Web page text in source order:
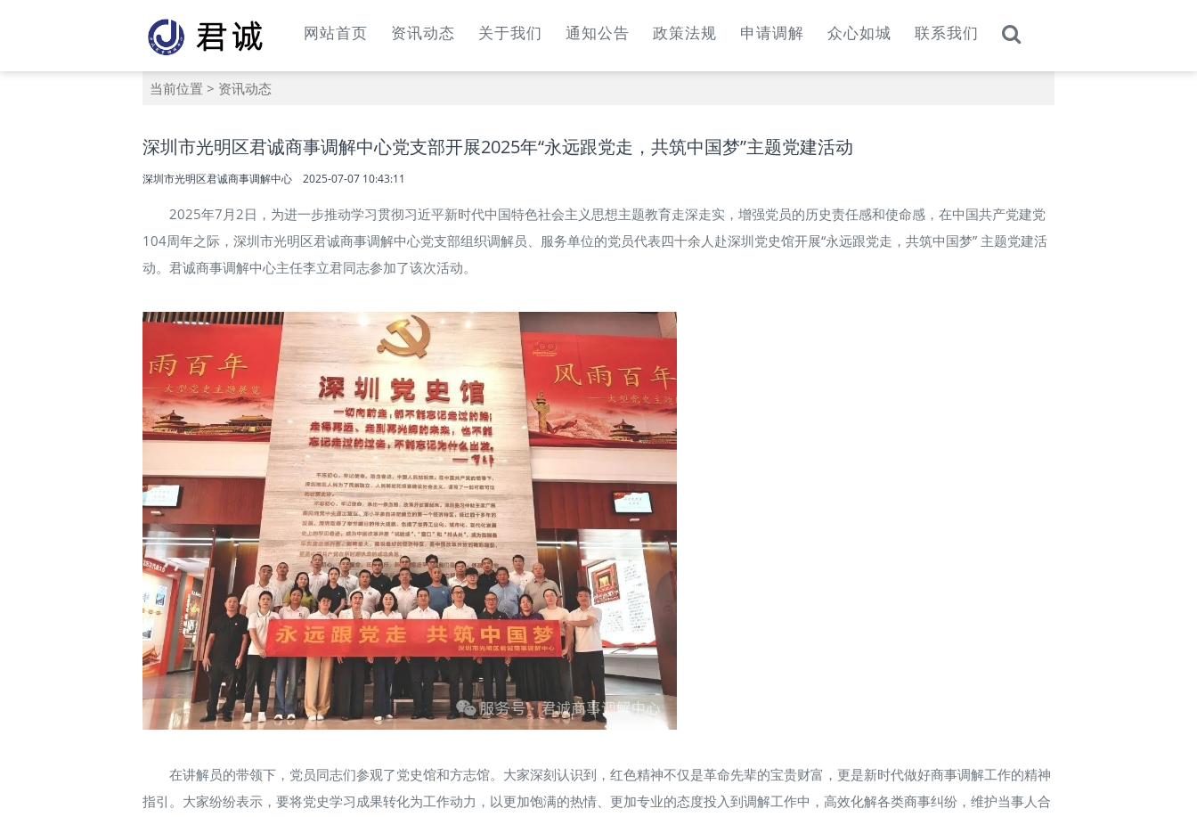
网站首页 资讯动态 关于我们 通知公告 政策法规 申请调解 众心如城 联系我们
当前位置 > 资讯动态
深圳市光明区君诚商事调解中心党支部开展2025年“永远跟党走，共筑中国梦”主题党建活动
深圳市光明区君诚商事调解中心 2025-07-07 10:43:11
2025年7月2日，为进一步推动学习贯彻习近平新时代中国特色社会主义思想主题教育走深走实，增强党员的历史责任感和使命感，在中国共产党建党
104周年之际，深圳市光明区君诚商事调解中心党支部组织调解员、服务单位的党员代表四十余人赴深圳党史馆开展“永远跟党走，共筑中国梦” 主题党建活
动。君诚商事调解中心主任李立君同志参加了该次活动。
在讲解员的带领下，党员同志们参观了党史馆和方志馆。大家深刻认识到，红色精神不仅是革命先辈的宝贵财富，更是新时代做好商事调解工作的精神
指引。大家纷纷表示，要将党史学习成果转化为工作动力，以更加饱满的热情、更加专业的态度投入到调解工作中，高效化解各类商事纠纷，维护当事人合